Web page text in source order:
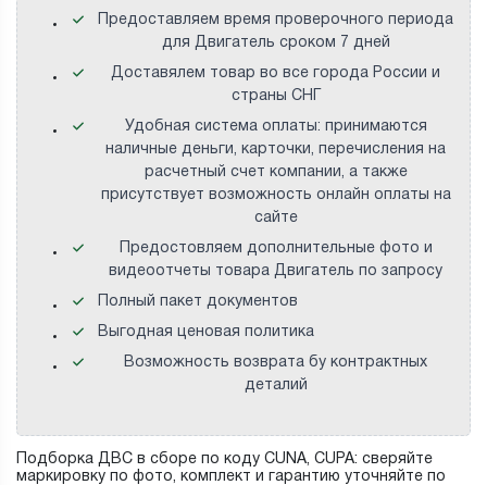
Предоставляем время проверочного периода
для Двигатель сроком 7 дней
Доставялем товар во все города России и
страны СНГ
Удобная система оплаты: принимаются
наличные деньги, карточки, перечисления на
расчетный счет компании, а также
присутствует возможность онлайн оплаты на
сайте
Предостовляем дополнительные фото и
видеоотчеты товара Двигатель по запросу
Полный пакет документов
Выгодная ценовая политика
Возможность возврата бу контрактных
деталий
Подборка ДВС в сборе по коду CUNA, CUPA: сверяйте
маркировку по фото, комплект и гарантию уточняйте по